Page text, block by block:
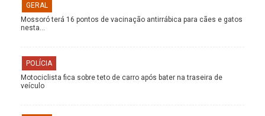
GERAL
Mossoró terá 16 pontos de vacinação antirrábica para cães e gatos
nesta…
POLÍCIA
Motociclista fica sobre teto de carro após bater na traseira de
veículo